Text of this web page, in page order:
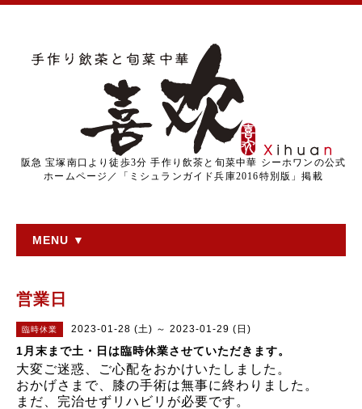
阪急 宝塚南口より徒歩3分 手作り飲茶と旬菜中華 シーホワンの公式
ホームページ／「ミシュランガイド兵庫2016特別版」掲載
MENU ▼
営業日
臨時休業 2023-01-28 (土) ～ 2023-01-29 (日)
1月末まで土・日は臨時休業させていただきます。
大変ご迷惑、ご心配をおかけいたしました。
おかげさまで、膝の手術は無事に終わりました。
まだ、完治せずリハビリが必要です。